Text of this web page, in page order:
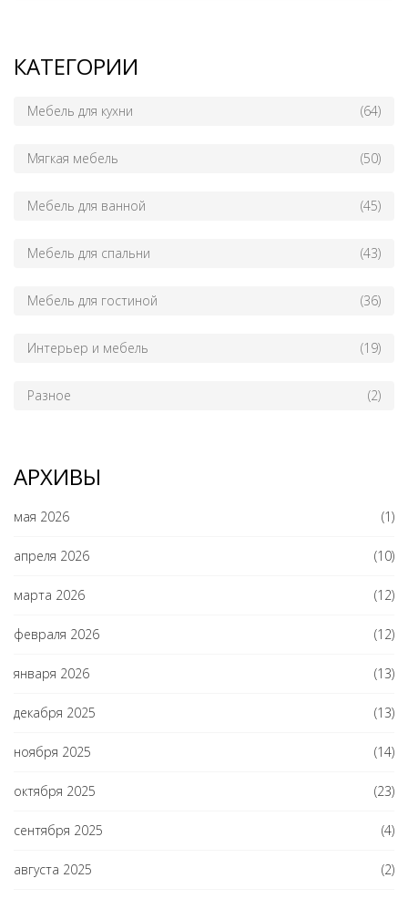
КАТЕГОРИИ
Мебель для кухни (64)
Мягкая мебель (50)
Мебель для ванной (45)
Мебель для спальни (43)
Мебель для гостиной (36)
Интерьер и мебель (19)
Разное (2)
АРХИВЫ
мая 2026 (1)
апреля 2026 (10)
марта 2026 (12)
февраля 2026 (12)
января 2026 (13)
декабря 2025 (13)
ноября 2025 (14)
октября 2025 (23)
сентября 2025 (4)
августа 2025 (2)